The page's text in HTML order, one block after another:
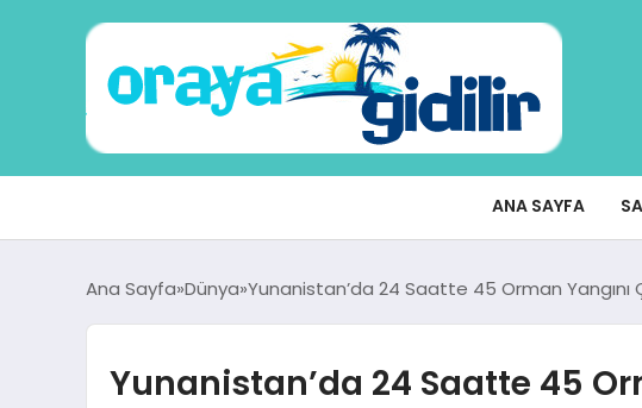
ANA SAYFA
Ana Sayfa Dünya Yunanistan’da 24 Saatte 45 Orman Yangını
Yunanistan’da 24 Saatte 45